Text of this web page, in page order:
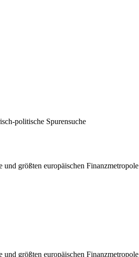
politische Spurensuche
größten europäischen Finanzmetropole
größten europäischen Finanzmetropole